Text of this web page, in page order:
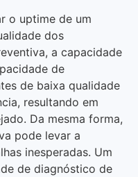
o uptime de um
dos
a capacidade
de
de baixa qualidade
resultando em
Da mesma forma,
pode levar a
inesperadas. Um
de diagnóstico de